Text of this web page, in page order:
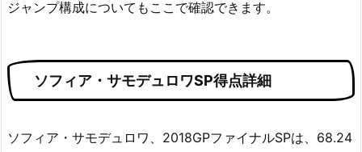
ジャンプ構成についてもここで確認できます。
ソフィア・サモデュロワSP得点詳細
ソフィア・サモデュロワ、2018GPファイナルSPは、68.24